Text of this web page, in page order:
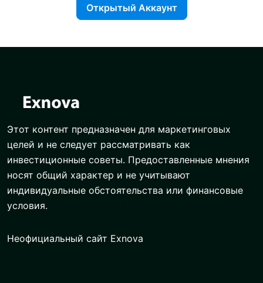
Открытый Аккаунт
Этот контент предназначен для маркетинговых
целей и не следует рассматривать как
инвестиционные советы. Предоставленные мнения
носят общий характер и не учитывают
индивидуальные обстоятельства или финансовые
условия.
Неофициальный сайт Exnova